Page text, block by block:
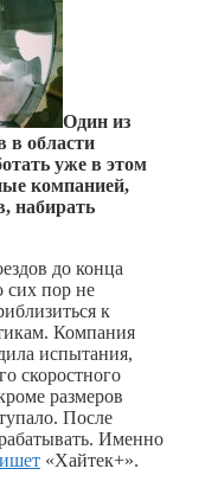
Один из
в области
уже в этом
компанией,
набирать
до конца
сих пор не
к
Компания
испытания,
скоростного
размеров
После
Именно
«Хайтек+».